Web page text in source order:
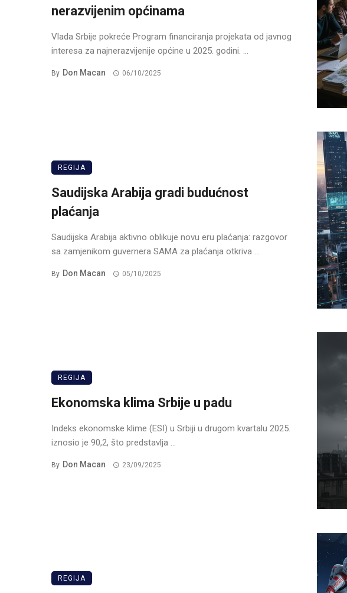
nerazvijenim općinama
Vlada Srbije pokreće Program financiranja projekata od javnog
interesa za najnerazvijenije općine u 2025. godini. ...
By Don Macan 06/10/2025
REGIJA
Saudijska Arabija gradi budućnost
plaćanja
Saudijska Arabija aktivno oblikuje novu eru plaćanja: razgovor
sa zamjenikom guvernera SAMA za plaćanja otkriva ...
By Don Macan 05/10/2025
REGIJA
Ekonomska klima Srbije u padu
Indeks ekonomske klime (ESI) u Srbiji u drugom kvartalu 2025.
iznosio je 90,2, što predstavlja ...
By Don Macan 23/09/2025
REGIJA